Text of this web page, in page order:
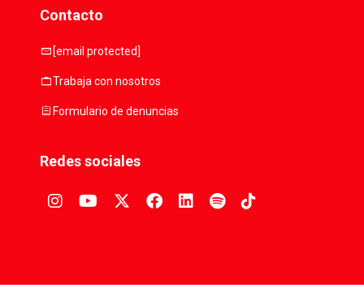
Contacto
mail [email protected]
workTrabaja con nosotros
assignmentFormulario de denuncias
Redes sociales